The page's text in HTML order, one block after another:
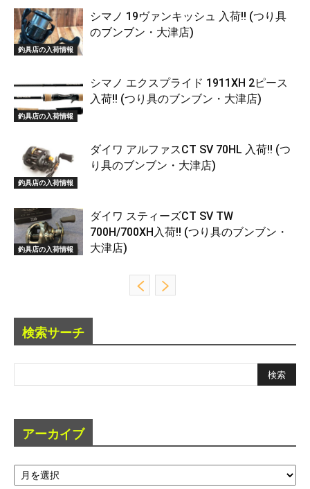
釣具店の入荷情報
シマノ 19ヴァンキッシュ 入荷!! (つり具
のブンブン・大津店)
釣具店の入荷情報
シマノ エクスプライド 1911XH 2ピース
入荷!! (つり具のブンブン・大津店)
釣具店の入荷情報
ダイワ アルファスCT SV 70HL 入荷!! (つ
り具のブンブン・大津店)
釣具店の入荷情報
ダイワ スティーズCT SV TW
700H/700XH入荷!! (つり具のブンブン・
大津店)
検索サーチ
アーカイブ
ア
ー